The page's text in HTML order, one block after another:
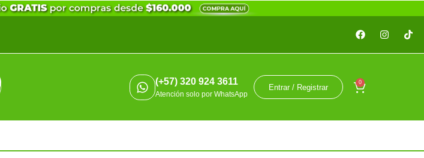
(+57) 320 924 3611
Atención solo por WhatsApp
Entrar / Registrar
0